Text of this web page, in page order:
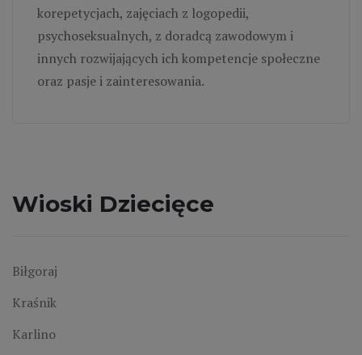
korepetycjach, zajęciach z logopedii,
psychoseksualnych, z doradcą zawodowym i
innych rozwijających ich kompetencje społeczne
oraz pasje i zainteresowania.
Wioski Dziecięce
Biłgoraj
Kraśnik
Karlino